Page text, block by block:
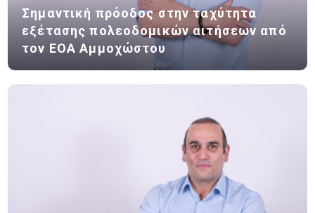
Σημαντική πρόοδος στην ταχύτητα
εξέτασης πολεοδομικών αιτήσεων από
τον ΕΟΑ Αμμοχώστου